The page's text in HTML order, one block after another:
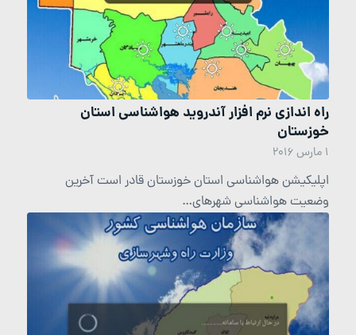
راه اندازی نرم افزار آندروید هواشناسی استان
خوزستان
1 مارس 2016
اپلیکیشن هواشناسی استان خوزستان قادر است آخرین
وضعیت هواشناسی شهرهای…